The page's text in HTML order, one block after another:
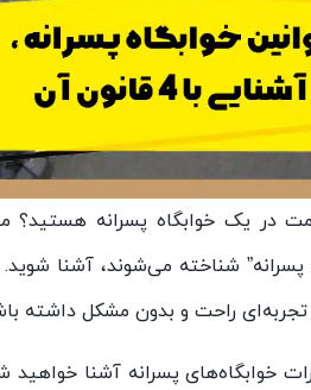
در یک خوابگاه پسرانه هستید؟
پسرانه” شناخته می‌شوند، آشنا
راحت و بدون مشکل داشته
خوابگاه‌های پسرانه آشنا